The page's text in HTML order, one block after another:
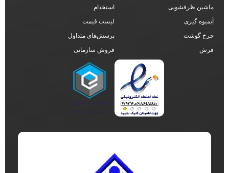
ماشین ظرفشویی
آبمیوه گیری
چرخ گوشت
فرش
استخدام
لیست قیمت
پرسش‌های متداول
فروش سازمانی